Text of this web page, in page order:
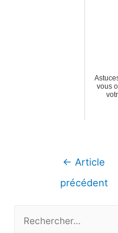
vous
Navigation
← Article
précédent